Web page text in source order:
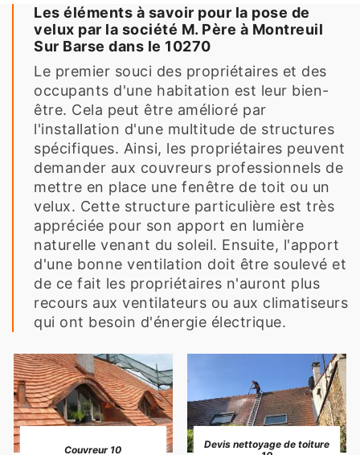
Les éléments à savoir pour la pose de
velux par la société M. Père à Montreuil
Sur Barse dans le 10270
Le premier souci des propriétaires et des
occupants d'une habitation est leur bien-
être. Cela peut être amélioré par
l'installation d'une multitude de structures
spécifiques. Ainsi, les propriétaires peuvent
demander aux couvreurs professionnels de
mettre en place une fenêtre de toit ou un
velux. Cette structure particulière est très
appréciée pour son apport en lumière
naturelle venant du soleil. Ensuite, l'apport
d'une bonne ventilation doit être soulevé et
de ce fait les propriétaires n'auront plus
recours aux ventilateurs ou aux climatiseurs
qui ont besoin d'énergie électrique.
Couvreur 10
Devis nettoyage de toiture